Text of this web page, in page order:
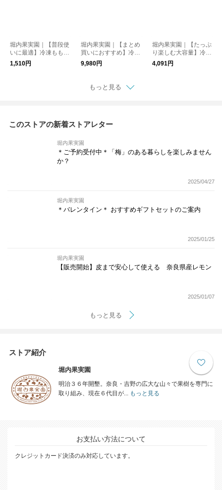
堀内果実園｜【普段使
いに最適】冷凍もも 5
00g
1,510円
堀内果実園｜【まとめ
買いにおすすめ】冷凍
ブルーベリー 2kg
9,980円
堀内果実園｜【たっぷ
り楽しむ大容量】冷凍
キウイ 2kg
4,091円
もっと見る
このストアの新着ストアレター
堀内果実園
＊ご予約受付中＊「梅」のある暮らしを楽しみません
か？
2025/04/27
堀内果実園
＊バレンタイン＊ おすすめギフトセットのご案内
2025/01/25
堀内果実園
【販売開始】皮まで安心して使える 奈良県産レモン
2025/01/07
もっと見る
ストア紹介
堀内果実園
明治３６年開墾。奈良・吉野の広大な山々で果樹を専門に
取り組み、現在６代目が...もっと見る
お支払い方法について
クレジットカード決済のみ対応しています。